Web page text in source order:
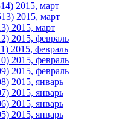
2015, март
2015, март
2015, март
2015, февраль
2015, февраль
2015, февраль
2015, февраль
2015, январь
2015, январь
2015, январь
2015, январь